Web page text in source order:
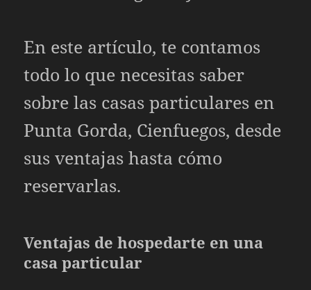
En este artículo, te contamos
todo lo que necesitas saber
sobre las casas particulares en
Punta Gorda, Cienfuegos, desde
sus ventajas hasta cómo
reservarlas.
Ventajas de hospedarte en una
casa particular